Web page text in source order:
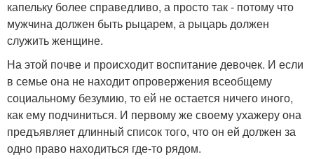
капельку более справедливо, а просто так - потому что
мужчина должен быть рыцарем, а рыцарь должен
служить женщине.
На этой почве и происходит воспитание девочек. И если
в семье она не находит опровержения всеобщему
социальному безумию, то ей не остается ничего иного,
как ему подчиниться. И первому же своему ухажеру она
предъявляет длинный список того, что он ей должен за
одно право находиться где-то рядом.